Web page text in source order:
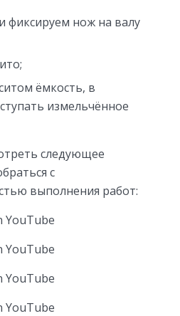
фиксируем нож на валу
ёмкость, в
измельчённое
следующее
с
выполнения работ:
YouTube
YouTube
YouTube
YouTube